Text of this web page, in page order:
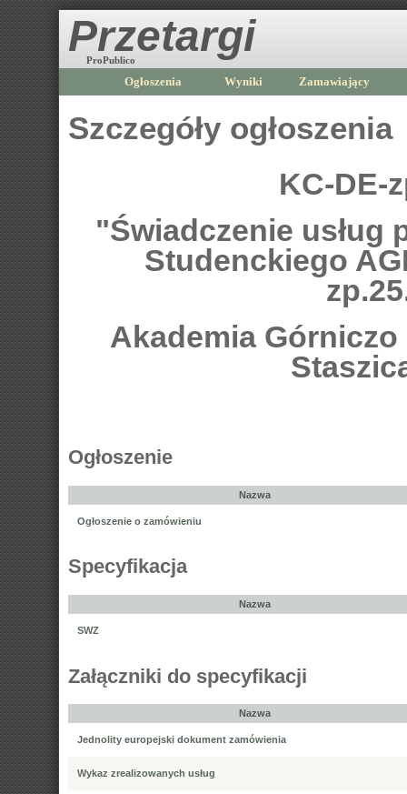
Przetargi
ProPublico
Ogłoszenia Wyniki Zamawiający
Szczegóły ogłoszenia
KC-DE-
"Świadczenie usług
Studenckiego
Akademia Górniczo
Ogłoszenie
Nazwa
Ogłoszenie o zamówieniu
Specyfikacja
Nazwa
SWZ
Załączniki do specyfikacji
Nazwa
Jednolity europejski dokument zamówienia
Wykaz zrealizowanych usług